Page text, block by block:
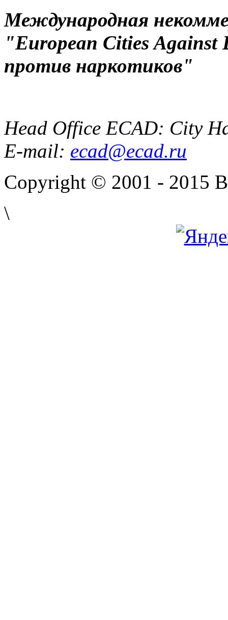
Международная
"European Cities Against
против наркотиков"
Head Office ECAD: City
E-mail: ecad@ecad.ru
Copyright © 2001 - 2015
\